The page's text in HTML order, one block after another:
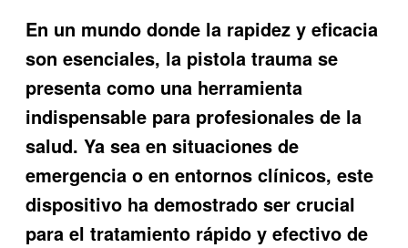
En un mundo donde la rapidez y eficacia
son esenciales, la pistola trauma se
presenta como una herramienta
indispensable para profesionales de la
salud. Ya sea en situaciones de
emergencia o en entornos clínicos, este
dispositivo ha demostrado ser crucial
para el tratamiento rápido y efectivo de